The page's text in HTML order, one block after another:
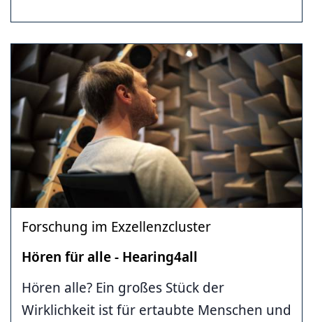
Forschung im Exzellenzcluster
Hören für alle - Hearing4all
Hören alle? Ein großes Stück der
Wirklichkeit ist für ertaubte Menschen und